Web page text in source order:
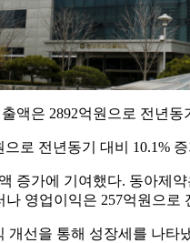
액은 2892억원으로 전년
로 전년동기 대비 10.1%
증가에 기여했다. 동아
영업이익은 257억원으로
선을 통해 성장세를 나타